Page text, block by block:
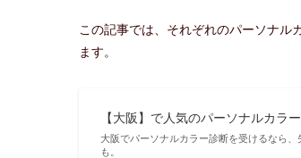
この記事では、それぞれのパーソナル
ます。
【大阪】で人気のパーソナルカラ
大阪でパーソナルカラー診断を受けるなら
も。